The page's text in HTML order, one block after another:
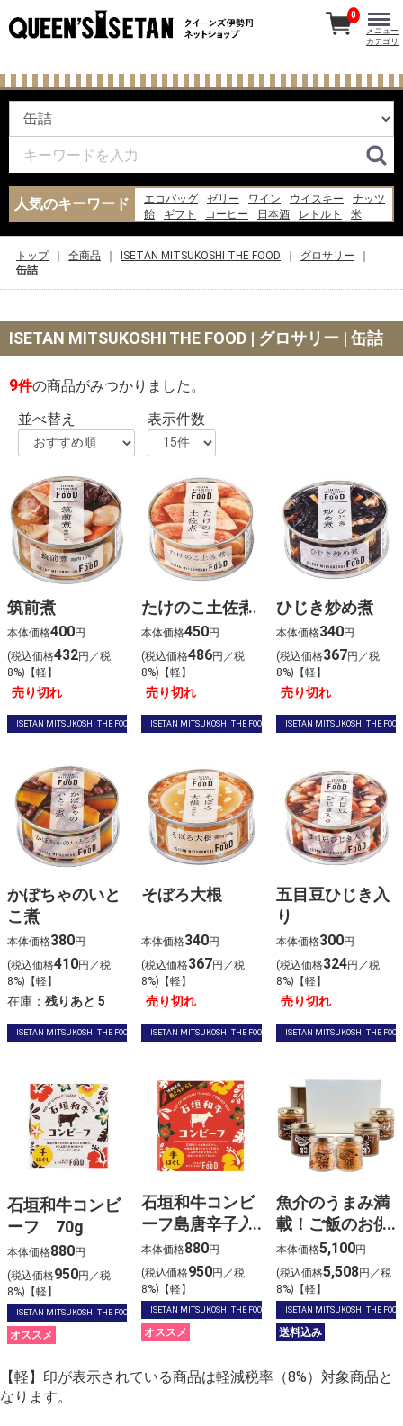
人気のキーワード エコバッグ ゼリー ワイン ウイスキー
ナッツ
飴
ギフト コーヒー 日本酒 レトルト
米
0
メニュー
カテゴリ
トップ 全商品 ISETAN MITSUKOSHI THE FOOD
グロサリー
缶詰
ISETAN MITSUKOSHI THE FOOD | グロサリー | 缶詰
9件の商品がみつかりました。
並べ替え
表示件数
筑前煮
本体価格400円
(税込価格432円／税
8%)【軽】
売り切れ
ISETAN MITSUKOSHI THE FOOD
たけのこ土佐煮
本体価格450円
(税込価格486円／税
8%)【軽】
売り切れ
ISETAN MITSUKOSHI THE FOOD
ひじき炒め煮
本体価格340円
(税込価格367円／税
8%)【軽】
売り切れ
ISETAN MITSUKOSHI THE FOOD
かぼちゃのいと
こ煮
本体価格380円
(税込価格410円／税
8%)【軽】
在庫： 残りあと 5
ISETAN MITSUKOSHI THE FOOD
そぼろ大根
本体価格340円
(税込価格367円／税
8%)【軽】
売り切れ
ISETAN MITSUKOSHI THE FOOD
五目豆ひじき入
り
本体価格300円
(税込価格324円／税
8%)【軽】
売り切れ
ISETAN MITSUKOSHI THE FOOD
石垣和牛コンビ
ーフ 70g
本体価格880円
(税込価格950円／税
8%)【軽】
ISETAN MITSUKOSHI THE FOOD
オススメ
石垣和牛コンビ
ーフ島唐辛子入
り 70g
本体価格880円
(税込価格950円／税
8%)【軽】
ISETAN MITSUKOSHI THE FOOD
オススメ
魚介のうまみ満
載！ご飯のお供
ギフトセット
本体価格5,100円
(税込価格5,508円／税
8%)【軽】
ISETAN MITSUKOSHI THE FOOD
送料込み
【軽】印が表示されている商品は軽減税率（8%）対象商品と
なります。